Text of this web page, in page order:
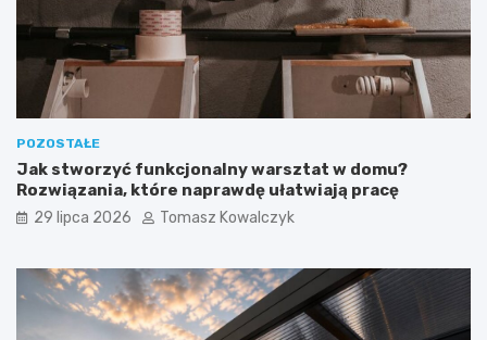
POZOSTAŁE
Jak stworzyć funkcjonalny warsztat w domu?
Rozwiązania, które naprawdę ułatwiają pracę
29 lipca 2026 Tomasz Kowalczyk